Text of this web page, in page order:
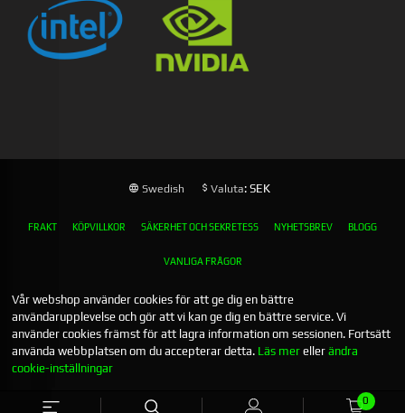
0
Swedish Valuta: SEK
FRAKT KÖPVILLKOR SÄKERHET OCH SEKRETESS NYHETSBREV BLOGG
VANLIGA FRÅGOR
Vår webshop använder cookies för att ge dig en bättre
användarupplevelse och gör att vi kan ge dig en bättre service. Vi
använder cookies främst för att lagra information om sessionen. Fortsätt
använda webbplatsen om du accepterar detta. Läs mer ellerändra
cookie-inställningar